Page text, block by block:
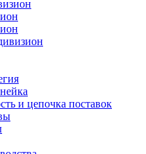
и цепочка поставок